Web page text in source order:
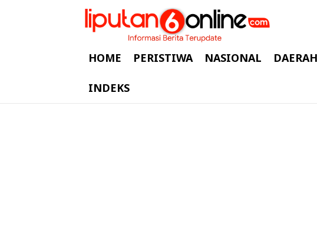
HOME PERISTIWA NASIONAL DAERAH
INDEKS